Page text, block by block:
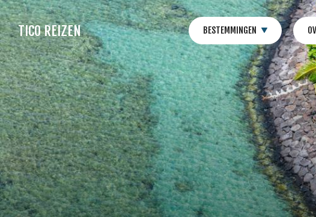
TICO REIZEN BESTEMMINGEN